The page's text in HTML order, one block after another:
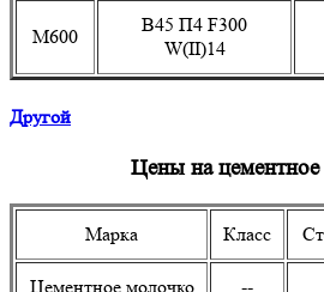
М600
B45 П4 F300
W(II)14
Другой
Цены на
Марка Класс
Цементное молочко --